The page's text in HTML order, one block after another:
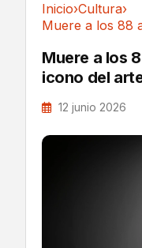
Inicio›Cultura›
Muere a los
icono del
12 junio 2026